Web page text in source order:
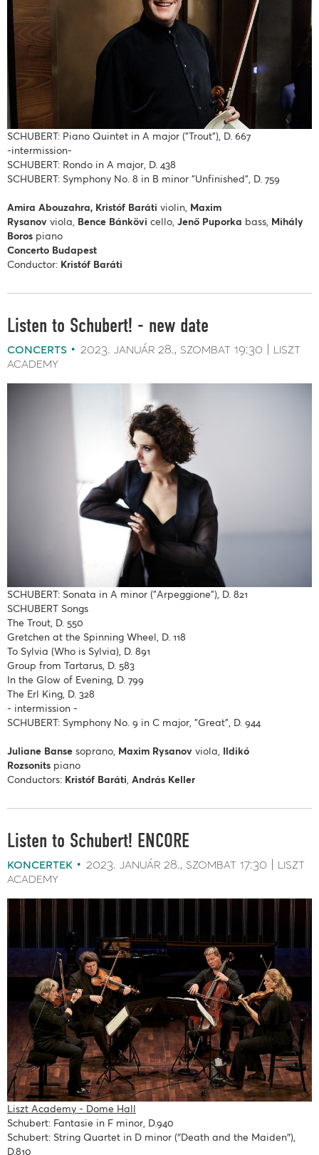
SCHUBERT: Piano Quintet in A major ("Trout"), D. 667
-intermission-
SCHUBERT: Rondo in A major, D. 438
SCHUBERT: Symphony No. 8 in B minor "Unfinished", D. 759
Amira Abouzahra, Kristóf Baráti violin, Maxim
Rysanov viola, Bence Bánkövi cello, Jenő Puporka bass, Mihály
Boros piano
Concerto Budapest
Conductor: Kristóf Baráti
Listen to Schubert! - new date
concerts 2023. január 28. szombat 19:30
liszt
academy
SCHUBERT: Sonata in A minor ("Arpeggione"), D. 821
SCHUBERT Songs
The Trout, D. 550
Gretchen at the Spinning Wheel, D. 118
To Sylvia (Who is Sylvia), D. 891
Group from Tartarus, D. 583
In the Glow of Evening, D. 799
The Erl King, D. 328
- intermission -
SCHUBERT: Symphony No. 9 in C major, "Great", D. 944
Juliane Banse soprano, Maxim Rysanov viola, Ildikó
Rozsonits piano
Conductors: Kristóf Baráti András Keller
Listen to Schubert! ENCORE
koncertek 2023. január 28. szombat 17:30
liszt
academy
Liszt Academy - Dome Hall
Schubert: Fantasie in F minor, D.940
Schubert: String Quartet in D minor (″Death and the Maiden″),
D.810